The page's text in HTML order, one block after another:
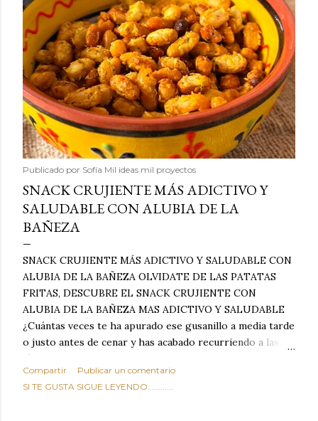
Publicado por Sofía Mil ideas mil proyectos
SNACK CRUJIENTE MÁS ADICTIVO Y
SALUDABLE CON ALUBIA DE LA
BAÑEZA
SNACK CRUJIENTE MÁS ADICTIVO Y SALUDABLE CON
ALUBIA DE LA BAÑEZA OLVIDATE DE LAS PATATAS
FRITAS, DESCUBRE EL SNACK CRUJIENTE CON
ALUBIA DE LA BAÑEZA MAS ADICTIVO Y SALUDABLE
¿Cuántas veces te ha apurado ese gusanillo a media tarde
o justo antes de cenar y has acabado recurriendo a las
típicas patatas de bolsa, frutos secos fritos o snacks
ultraprocesados llenos de grasas saturadas y sodio?
Todos hemos estado ahí. Sin embargo, cuidarse no tiene
Compartir
Publicar un comentario
SI TE GUSTA SIGUE LEYENDO............